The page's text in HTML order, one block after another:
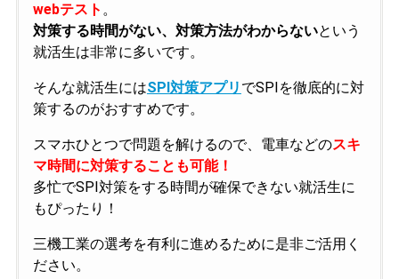
webテスト 。
対策する時間がない、対策方法がわからないという
就活生は非常に多いです。
そんな就活生にはSPI対策アプリ でSPIを徹底的に対
策するのがおすすめです。
スマホひとつで問題を解けるので、電車などのスキ
マ時間に対策することも可能！
多忙でSPI対策をする時間が確保できない就活生に
もぴったり！
三機工業の選考を有利に進めるために是非ご活用く
ださい。